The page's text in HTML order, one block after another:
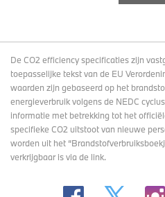
De CO2 efficiency specificaties zijn
toepasselijke tekst van de EU
waarden zijn gebaseerd op het
energieverbruik volgens de NEDC
informatie met betrekking tot het
specifieke CO2 uitstoot van nieuwe
worden uit het
verkrijgbaaris via de link.